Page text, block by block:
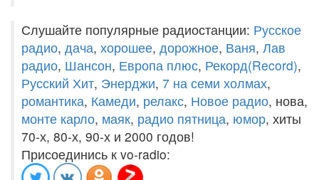
Слушайте популярные радиостанции: Русское
радио, дача, хорошее, дорожное, Ваня, Лав
радио, Шансон, Европа плюс, Рекорд(Record),
Русский Хит, Энерджи, 7 на семи холмах,
романтика, Камеди, релакс, Новое радио, нова,
монте карло, маяк, радио пятница, юмор, хиты
70-х, 80-х, 90-х и 2000 годов!
Присоединись к vo-radio: